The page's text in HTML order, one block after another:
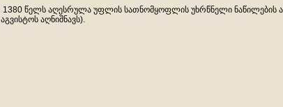
1380 წელს აღესრულა უფლის სათნომყოფლის უხრწნელი ნაწილების
აგვისტოს აღნიშნავს).